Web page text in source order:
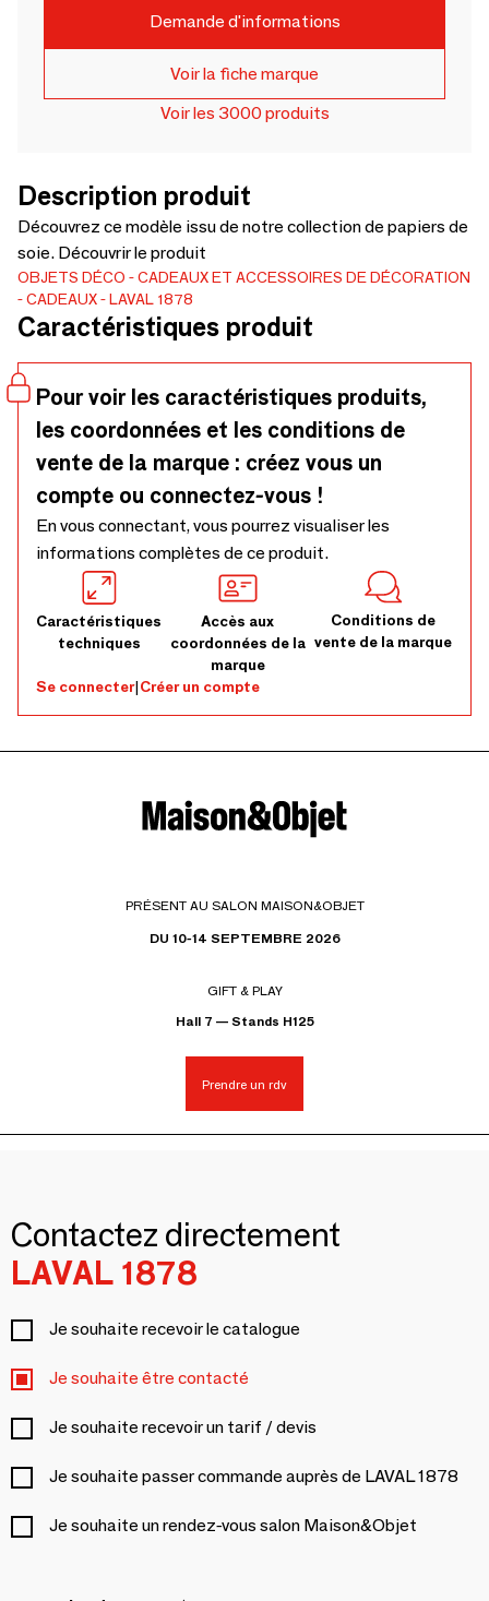
Demande d'informations
Voir la fiche marque
Voir les 3000 produits
Description produit
Découvrez ce modèle issu de notre collection de papiers de
soie. Découvrir le produit
OBJETS DÉCO
CADEAUX ET ACCESSOIRES DE DÉCORATION
CADEAUX
LAVAL 1878
Caractéristiques produit
Pour voir les caractéristiques produits,
les coordonnées et les conditions de
vente de la marque : créez vous un
compte ou connectez-vous !
En vous connectant, vous pourrez visualiser les
informations complètes de ce produit.
Caractéristiques
techniques
Accès aux
coordonnées de la
marque
Conditions de
vente de la marque
Se connecter|Créer un compte
PRÉSENT AU SALON MAISON&OBJET
DU 10-14 SEPTEMBRE 2026
GIFT & PLAY
Hall 7 — Stands H125
Prendre un rdv
Contactez directement
LAVAL 1878
Je souhaite recevoir le catalogue
Je souhaite être contacté
Je souhaite recevoir un tarif / devis
Je souhaite passer commande auprès de LAVAL 1878
Je souhaite un rendez-vous salon Maison&Objet